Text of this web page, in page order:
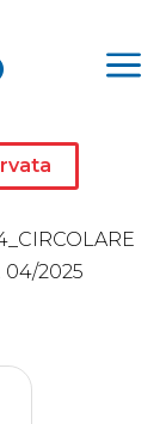
a
04/2025